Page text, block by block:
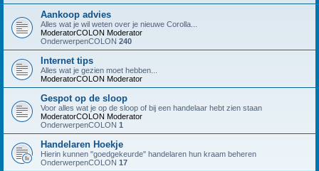
Aankoop advies
Alles wat je wil weten over je nieuwe Corolla...
ModeratorCOLON Moderator
OnderwerpenCOLON 240
Internet tips
Alles wat je gezien moet hebben...
ModeratorCOLON Moderator
Gespot op de sloop
Voor alles wat je op de sloop of bij een handelaar hebt zien staan
ModeratorCOLON Moderator
OnderwerpenCOLON 1
Handelaren Hoekje
Hierin kunnen "goedgekeurde" handelaren hun kraam beheren
OnderwerpenCOLON 17